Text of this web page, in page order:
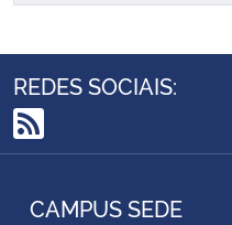
REDES SOCIAIS:
RSS
CAMPUS SEDE